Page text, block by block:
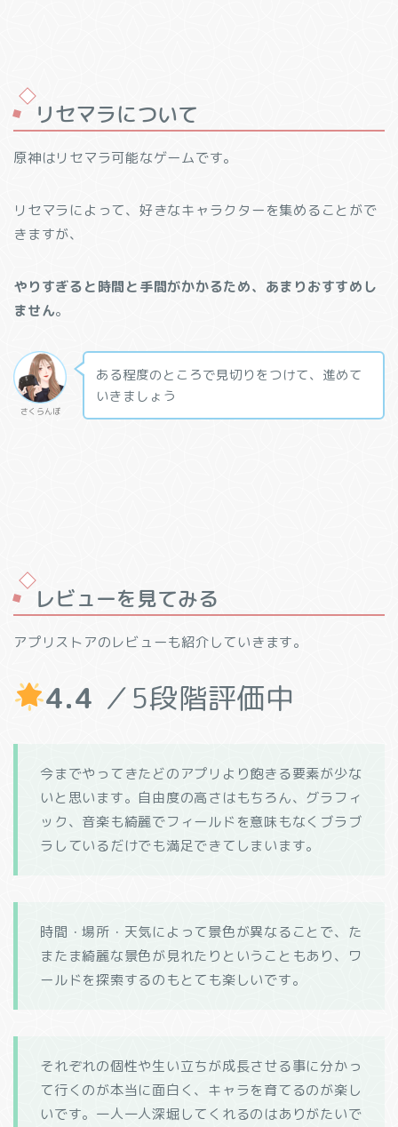
リセマラについて
原神はリセマラ可能なゲームです。
リセマラによって、好きなキャラクターを集めることがで
きますが、
やりすぎると時間と手間がかかるため、あまりおすすめし
ません。
さくらんぼ
ある程度のところで見切りをつけて、進めて
いきましょう
レビューを見てみる
アプリストアのレビューも紹介していきます。
4.4 ／5段階評価中
今までやってきたどのアプリより飽きる要素が少な
いと思います。自由度の高さはもちろん、グラフィ
ック、音楽も綺麗でフィールドを意味もなくブラブ
ラしているだけでも満足できてしまいます。
時間・場所・天気によって景色が異なることで、た
またま綺麗な景色が見れたりということもあり、ワ
ールドを探索するのもとても楽しいです。
それぞれの個性や生い立ちが成長させる事に分かっ
て行くのが本当に面白く、キャラを育てるのが楽し
いです。一人一人深堀してくれるのはありがたいで